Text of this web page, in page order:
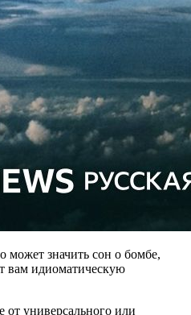
может значить сон о бомбе,
вам идиоматическую
универсального или